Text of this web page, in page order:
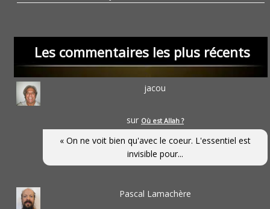
Les commentaires les plus récents
jacou
sur Où est Allah ?
« On ne voit bien qu'avec le coeur. L'essentiel est
invisible pour...
Pascal Lamachère